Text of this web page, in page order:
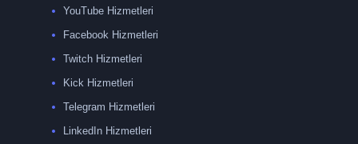
YouTube Hizmetleri
Facebook Hizmetleri
Twitch Hizmetleri
Kick Hizmetleri
Telegram Hizmetleri
LinkedIn Hizmetleri